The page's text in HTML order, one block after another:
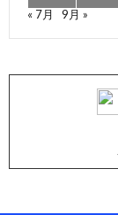
« 7月
9月 »